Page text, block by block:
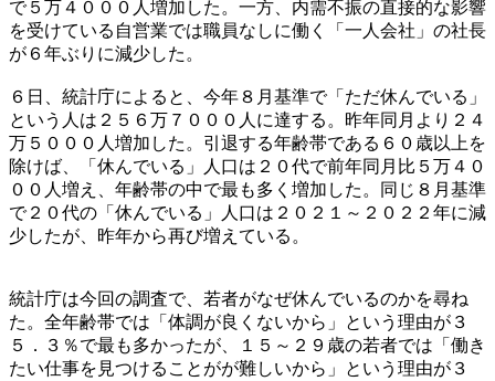
で５万４０００人増加した。一方、内需不振の直接的な影響
を受けている自営業では職員なしに働く「一人会社」の社長
が６年ぶりに減少した。
６日、統計庁によると、今年８月基準で「ただ休んでいる」
という人は２５６万７０００人に達する。昨年同月より２４
万５０００人増加した。引退する年齢帯である６０歳以上を
除けば、「休んでいる」人口は２０代で前年同月比５万４０
００人増え、年齢帯の中で最も多く増加した。同じ８月基準
で２０代の「休んでいる」人口は２０２１～２０２２年に減
少したが、昨年から再び増えている。
統計庁は今回の調査で、若者がなぜ休んでいるのかを尋ね
た。全年齢帯では「体調が良くないから」という理由が３
５．３％で最も多かったが、１５～２９歳の若者では「働き
たい仕事を見つけることがが難しいから」という理由が３